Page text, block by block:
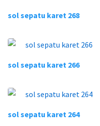
sol sepatu karet 268
sol sepatu karet 266
sol sepatu karet 264